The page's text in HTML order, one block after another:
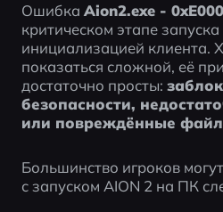
Ошибка Aion2.exe -
критическом этапе
инициализацией клиента.
показаться сложной, её
достаточно просты:
безопасности,
или повреждённые
Большинство игроков
с запуском AION 2 на ПК